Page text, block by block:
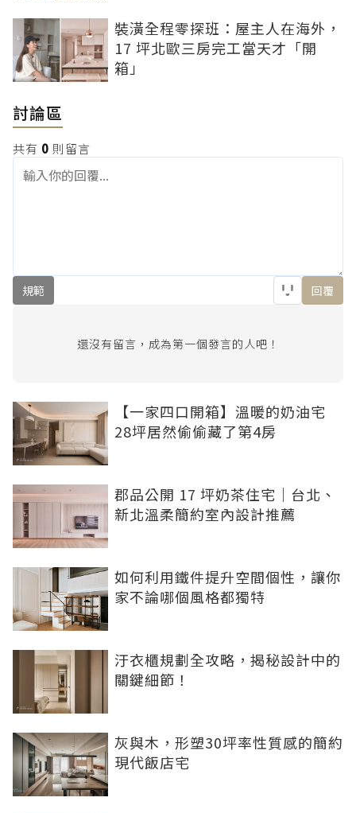
裝潢全程零探班：屋主人在海外，
17 坪北歐三房完工當天才「開
箱」
討論區
共有 0 則留言
規範 回覆
還沒有留言，成為第一個發言的人吧！
【一家四口開箱】溫暖的奶油宅
28坪居然偷偷藏了第4房
郡品公開 17 坪奶茶住宅｜台北、
新北溫柔簡約室內設計推薦
如何利用鐵件提升空間個性，讓你
家不論哪個風格都獨特
汙衣櫃規劃全攻略，揭秘設計中的
關鍵細節！
灰與木，形塑30坪率性質感的簡約
現代飯店宅